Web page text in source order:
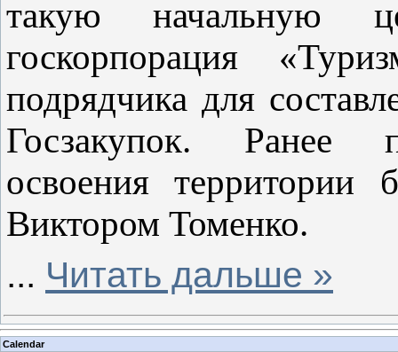
такую начальную
госкорпорация
подрядчика для
Госзакупок. Ранее
освоения территории
Виктором Томенко.
... Читать дальше »
Calendar